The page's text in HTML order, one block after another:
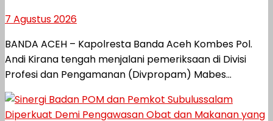
7 Agustus 2026
BANDA ACEH – Kapolresta Banda Aceh Kombes Pol.
Andi Kirana tengah menjalani pemeriksaan di Divisi
Profesi dan Pengamanan (Divpropam) Mabes...